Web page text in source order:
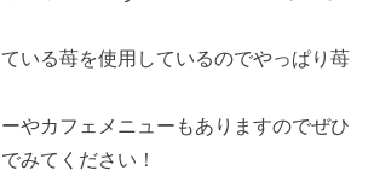
いる苺を使用しているのでやっぱり苺
やカフェメニューもありますのでぜひ
みてください！